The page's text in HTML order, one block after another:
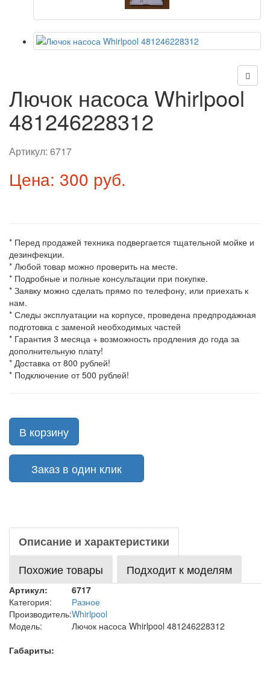
Лючок насоса Whirlpool
481246228312
Артикул: 6717
Цена: 300 руб.
* Перед продажей техника подвергается тщательной мойке и
дезинфекции.
* Любой товар можно проверить на месте.
* Подробные и полные консультации при покупке.
* Заявку можно сделать прямо по телефону, или приехать к
нам.
* Следы эксплуатации на корпусе, проведена предпродажная
подготовка с заменой необходимых частей
* Гарантия 3 месяца + возможность продления до года за
дополнительную плату!
* Доставка от 800 рублей!
* Подключение от 500 рублей!
В корзину
Заказ в один клик
Описание и характеристики
Похожие товары
Подходит к моделям
Артикул:
6717
Категория:
Разное
Производитель:Whirlpool
Модель:
Лючок насоса Whirlpool 481246228312
Габариты: